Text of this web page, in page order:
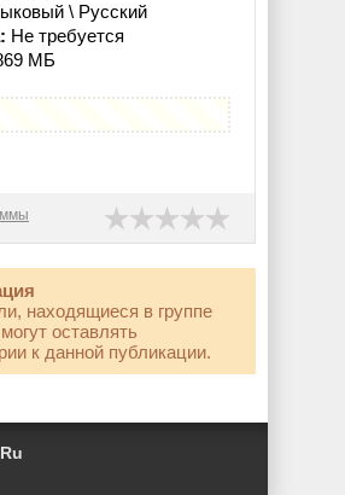
\ Русский
Не требуется
МБ
находящиеся в группе
оставлять
к данной публикации.